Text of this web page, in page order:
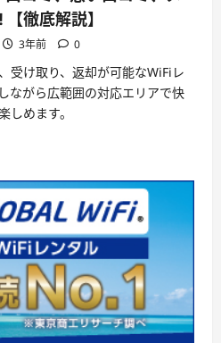
徹底解説】
3年前 0
受け取り、返却が可能なWiFiレ
ながら広範囲の対応エリアで快
しめます。